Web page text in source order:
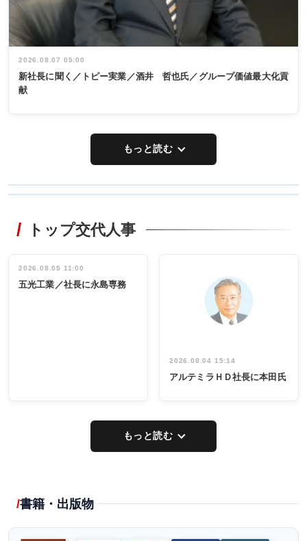
2026.08.07 05:00
新社長に聞く／トピー実業／酒井 哲也氏／グループ価値最大化貢
献
もっと読む
非鉄業界で
インタビュ
ー／社内ア
タックトレー
祝う 業界関
係者ら220人
出席
トップ交代人事
2026.08.05 11:00
五光工業／社長に永島専務
2026.08.04 15:14
アルテミラＨＤ社長に本田氏
もっと読む
書籍・出版物